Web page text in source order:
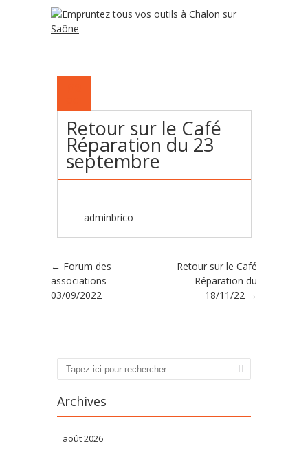
Retour sur le Café
Réparation du 23
septembre
adminbrico
Poster navigation
← Forum des
associations
03/09/2022
Retour sur le Café
Réparation du
18/11/22 →
Recherche
Archives
août 2026